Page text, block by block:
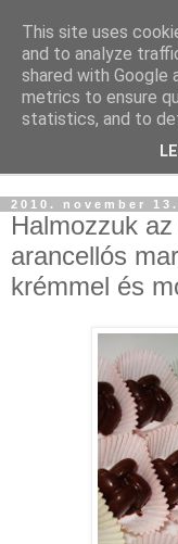
2010. november 13.
Halmozzuk
arancellós
krémmel és
This site uses
and to analyze
shared with Google
metrics to ensure
statistics, and to